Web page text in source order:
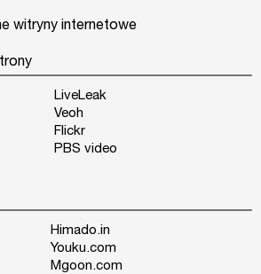
witryny internetowe
LiveLeak
Veoh
Flickr
PBS video
Himado.in
Youku.com
Mgoon.com